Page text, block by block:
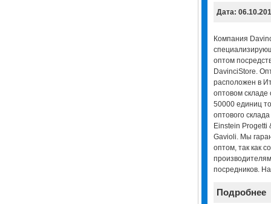
Дата:
Компания
оптом
DavinciStore.
расположен в
оптовом складе
50000 единиц
оптового
Einstein Progetti
Gavioli. Мы
оптом, так как
посредников.
Подробнее